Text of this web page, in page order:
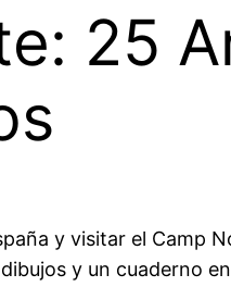
25
y visitar el Camp
y un cuaderno